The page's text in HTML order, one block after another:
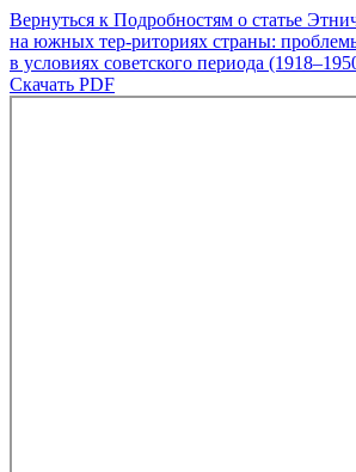
Вернуться к Подробностям о статье
на южных тер-риториях страны:
в условиях советского периода
Скачать PDF